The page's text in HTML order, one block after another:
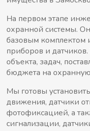
На первом этапе
охранной системы.
базовым комплектом
приборов и
объекта, задач,
бюджета на
Мы готовы
движения, датчики
фотофиксацией, а
сигнализации,